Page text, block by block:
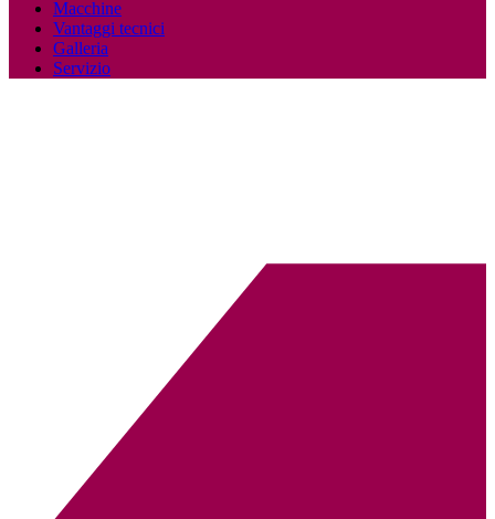
Macchine
Vantaggi tecnici
Galleria
Servizio